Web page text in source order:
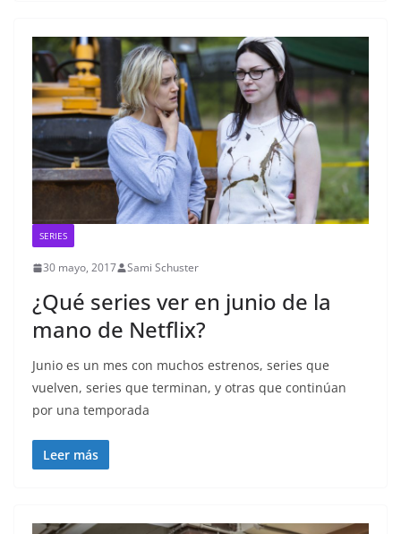
SERIES
30 mayo, 2017 Sami Schuster
¿Qué series ver en junio de la
mano de Netflix?
Junio es un mes con muchos estrenos, series que
vuelven, series que terminan, y otras que continúan
por una temporada
Leer más